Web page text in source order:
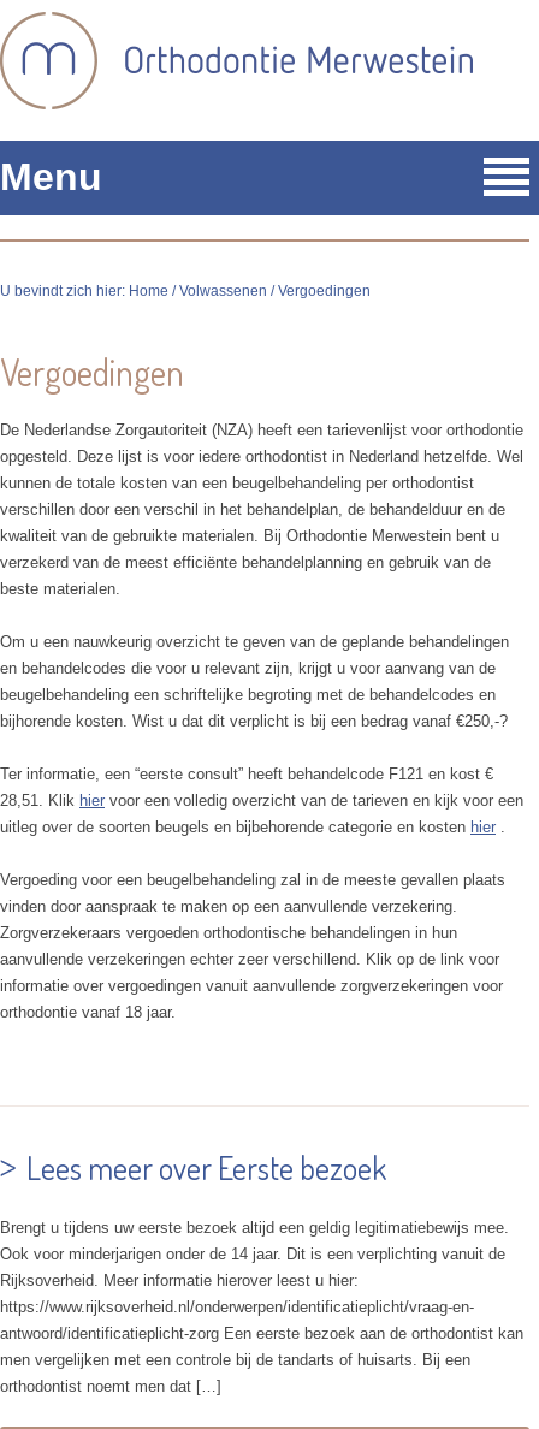
Menu
U bevindt zich hier: Home /Volwassenen / Vergoedingen
Vergoedingen
De Nederlandse Zorgautoriteit (NZA) heeft een tarievenlijst voor orthodontie
opgesteld. Deze lijst is voor iedere orthodontist in Nederland hetzelfde. Wel
kunnen de totale kosten van een beugelbehandeling per orthodontist
verschillen door een verschil in het behandelplan, de behandelduur en de
kwaliteit van de gebruikte materialen. Bij Orthodontie Merwestein bent u
verzekerd van de meest efficiënte behandelplanning en gebruik van de
beste materialen.
Om u een nauwkeurig overzicht te geven van de geplande behandelingen
en behandelcodes die voor u relevant zijn, krijgt u voor aanvang van de
beugelbehandeling een schriftelijke begroting met de behandelcodes en
bijhorende kosten. Wist u dat dit verplicht is bij een bedrag vanaf €250,-?
Ter informatie, een “eerste consult” heeft behandelcode F121 en kost €
28,51. Klik hier voor een volledig overzicht van de tarieven en kijk voor een
uitleg over de soorten beugels en bijbehorende categorie en kosten hier .
Vergoeding voor een beugelbehandeling zal in de meeste gevallen plaats
vinden door aanspraak te maken op een aanvullende verzekering.
Zorgverzekeraars vergoeden orthodontische behandelingen in hun
aanvullende verzekeringen echter zeer verschillend. Klik op de link voor
informatie over vergoedingen vanuit aanvullende zorgverzekeringen voor
orthodontie vanaf 18 jaar.
Lees meer over Eerste bezoek
Brengt u tijdens uw eerste bezoek altijd een geldig legitimatiebewijs mee.
Ook voor minderjarigen onder de 14 jaar. Dit is een verplichting vanuit de
Rijksoverheid. Meer informatie hierover leest u hier:
https://www.rijksoverheid.nl/onderwerpen/identificatieplicht/vraag-en-
antwoord/identificatieplicht-zorg Een eerste bezoek aan de orthodontist kan
men vergelijken met een controle bij de tandarts of huisarts. Bij een
orthodontist noemt men dat […]